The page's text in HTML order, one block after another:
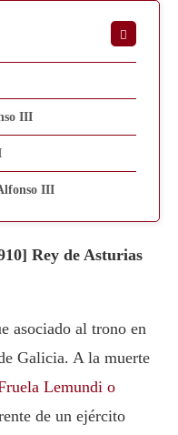
III
III
Rey de Asturias
asociado al trono en
Galicia. A la muerte
Lemundi o
de un ejército